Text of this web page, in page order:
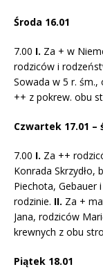
Środa 16.01
7.00 I. Za + w
rodziców i
Sowada w 5 r.
++ z pokrew. obu
Czwartek 17.01
7.00 I. Za ++
Konrada Skrzydło,
Piechota, Gebauer
rodzinie. II. Za +
Jana, rodziców
krewnych z obu
Piątek 18.01